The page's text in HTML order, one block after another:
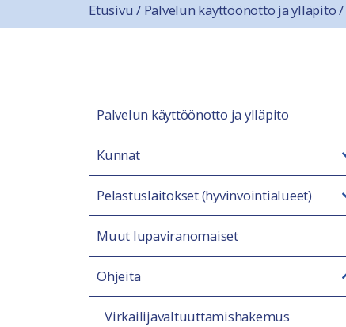
Etusivu / Palvelun käyttöönotto ja ylläpito/
Palvelun käyttöönotto ja ylläpito
Kunnat
Pelastuslaitokset (hyvinvointialueet)
Muut lupaviranomaiset
Ohjeita
Virkailijavaltuuttamishakemus